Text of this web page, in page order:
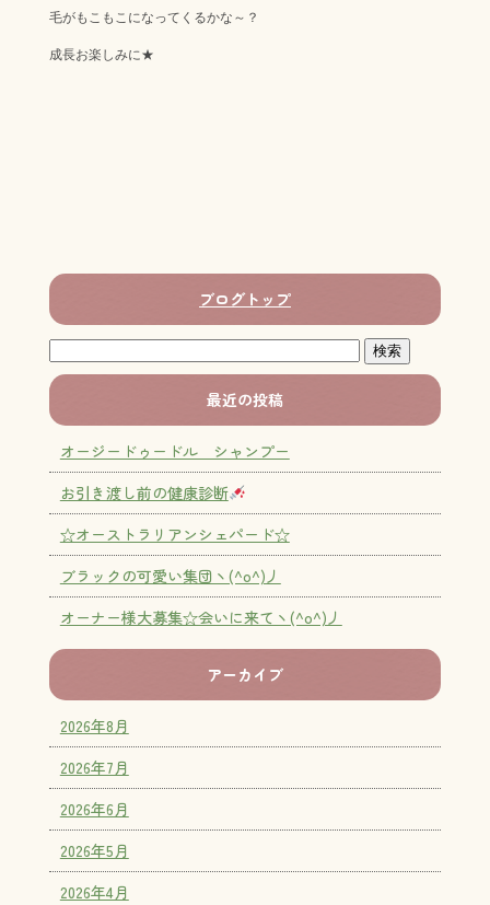
毛がもこもこになってくるかな～？
成長お楽しみに★
ブログトップ
最近の投稿
オージードゥードル シャンプー
お引き渡し前の健康診断
☆オーストラリアンシェパード☆
ブラックの可愛い集団ヽ(^o^)丿
オーナー様大募集☆会いに来てヽ(^o^)丿
アーカイブ
2026年8月
2026年7月
2026年6月
2026年5月
2026年4月